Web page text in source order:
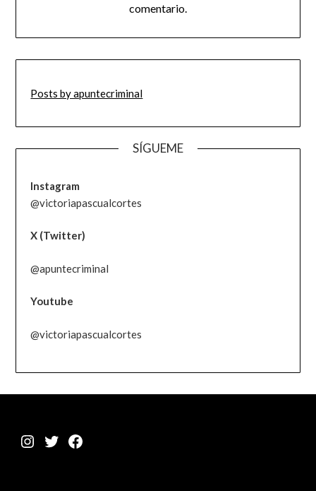
comentario.
Posts by apuntecriminal
SÍGUEME
Instagram
@victoriapascualcortes
X (Twitter)
@apuntecriminal
Youtube
@victoriapascualcortes
Instagram
TwitterFacebook